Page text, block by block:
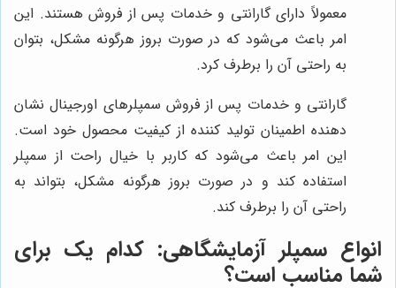
معمولاً دارای گارانتی و خدمات پس از فروش هستند. این
امر باعث می‌شود که در صورت بروز هرگونه مشکل، بتوان
به راحتی آن را برطرف کرد.
گارانتی و خدمات پس از فروش سمپلرهای اورجینال نشان
دهنده اطمینان تولید کننده از کیفیت محصول خود است.
این امر باعث می‌شود که کاربر با خیال راحت از سمپلر
استفاده کند و در صورت بروز هرگونه مشکل، بتواند به
راحتی آن را برطرف کند.
انواع سمپلر آزمایشگاهی: کدام یک برای
شما مناسب است؟